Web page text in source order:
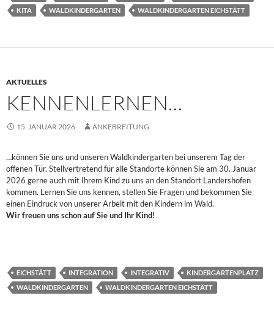
KITA
WALDKINDERGARTEN WALDKINDERGARTEN EICHSTÄTT
AKTUELLES
KENNENLERNEN…
15. JANUAR 2026 ANKEBREITUNG
…können Sie uns und unseren Waldkindergarten bei unserem Tag der
offenen Tür. Stellvertretend für alle Standorte können Sie am 30. Januar
2026 gerne auch mit Ihrem Kind zu uns an den Standort Landershofen
kommen. Lernen Sie uns kennen, stellen Sie Fragen und bekommen Sie
einen Eindruck von unserer Arbeit mit den Kindern im Wald.
Wir freuen uns schon auf Sie und Ihr Kind!
EICHSTÄTT INTEGRATION INTEGRATIV
KINDERGARTENPLATZ
WALDKINDERGARTEN
WALDKINDERGARTEN EICHSTÄTT